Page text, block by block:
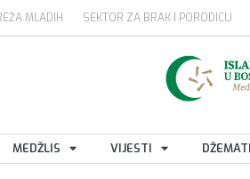
MLADIH SEKTOR ZA BRAK I PORODICU
MEDŽLIS VIJESTI DŽEMATI